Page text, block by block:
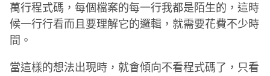
萬行程式碼，每個檔案的每一行我都是陌生的，這時
候一行行看而且要理解它的邏輯，就需要花費不少時
間。
當這樣的想法出現時，就會傾向不看程式碼了，只看